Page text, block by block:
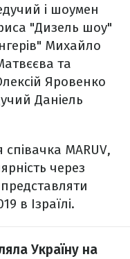
і шоумен
"Дизель шоу"
Михайло
та
Яровенко
Даніель
MARUV,
через
представляти
в Ізраїлі.
Україну на